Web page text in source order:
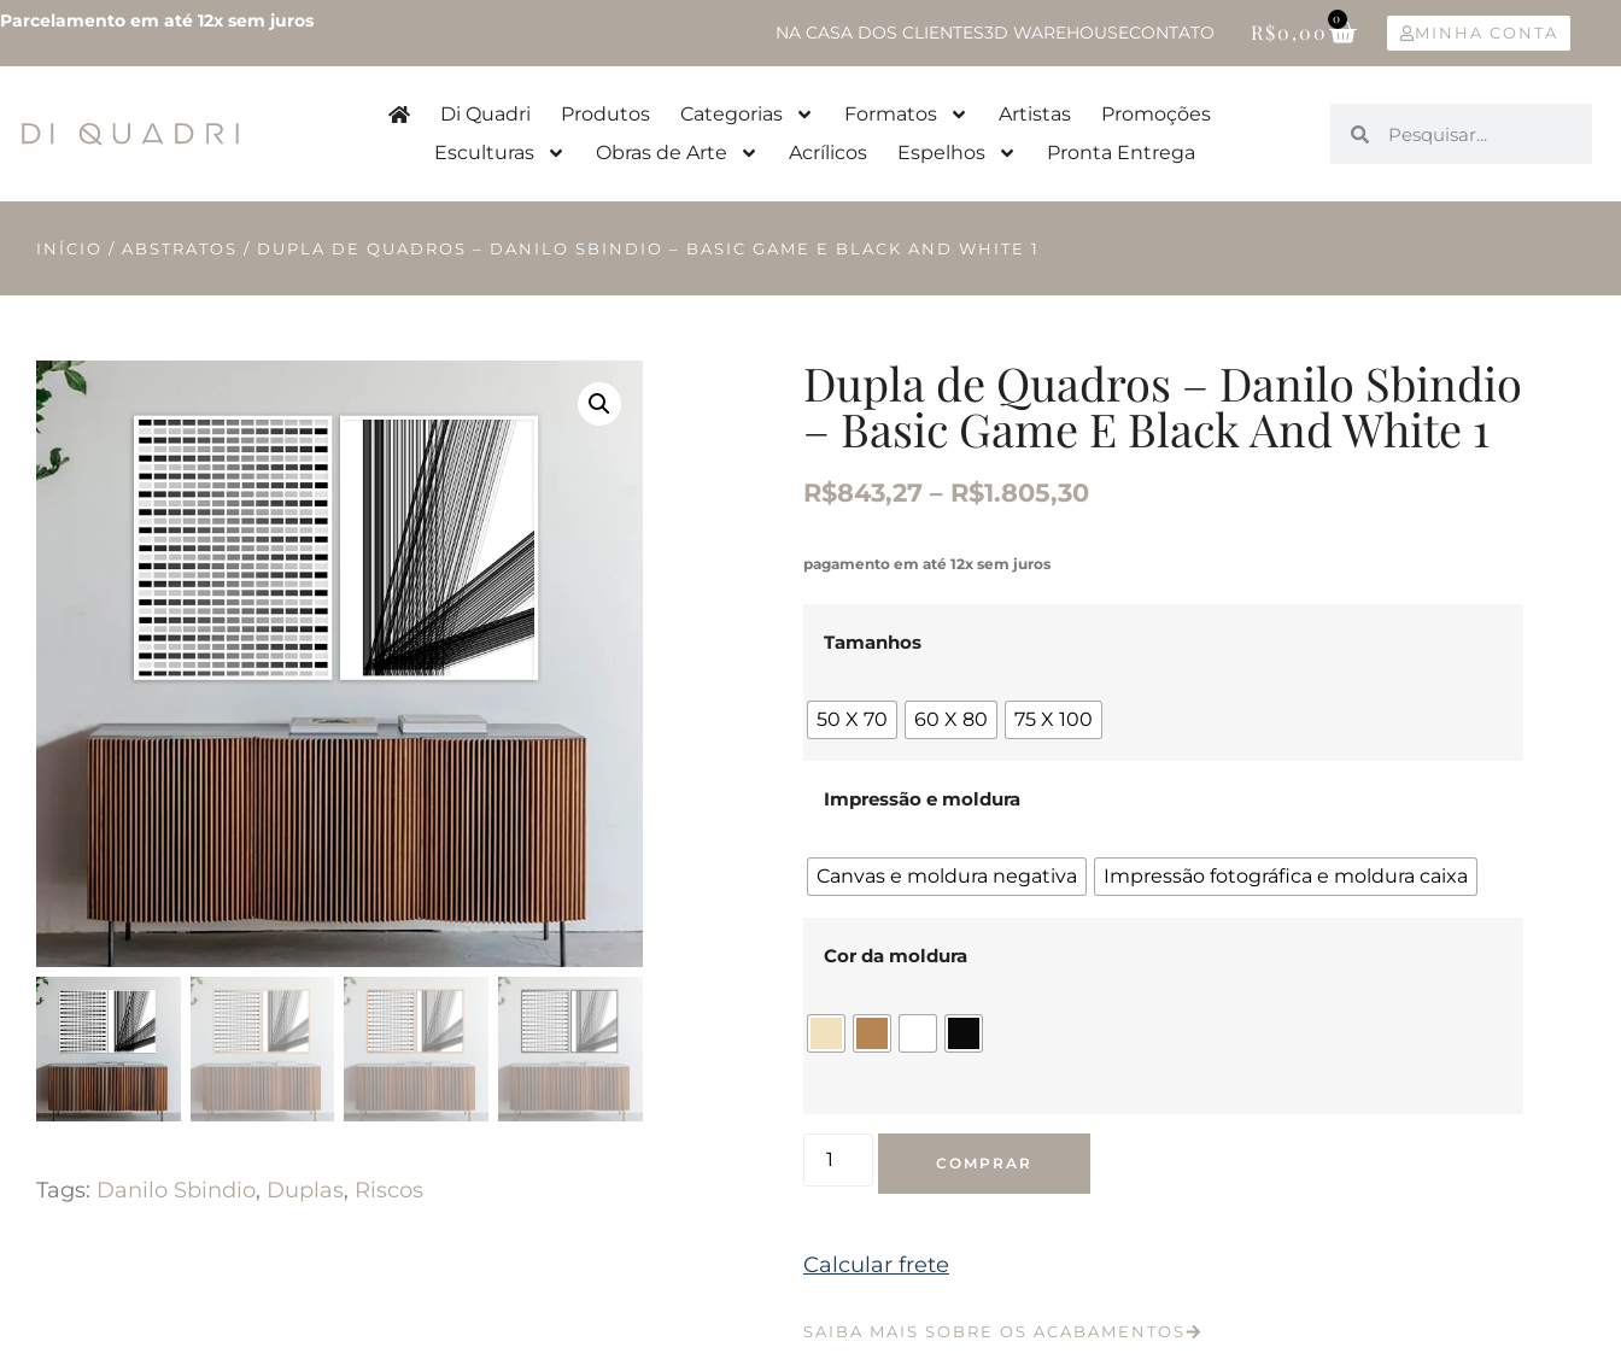
Parcelamento em até 12x sem juros
NA CASA DOS CLIENTES3D WAREHOUSECONTATO R$0,00
0
MINHA CONTA
Di Quadri Produtos Categorias Formatos Artistas
Promoções
Esculturas
Obras de Arte Acrílicos Espelhos Pronta Entrega
INÍCIO / ABSTRATOS / DUPLA DE QUADROS – DANILO SBINDIO – BASIC GAME E BLACK AND WHITE 1
Tags: Danilo Sbindio, Duplas, Riscos
Dupla de Quadros – Danilo Sbindio
– Basic Game E Black And White 1
R$843,27 – R$1.805,30
pagamento em até 12x sem juros
Tamanhos
50 X 70 60 X 80 75 X 100
Impressão e moldura
Canvas e moldura negativa Impressão fotográfica e moldura caixa
Cor da moldura
COMPRAR
Calcular frete
SAIBA MAIS SOBRE OS ACABAMENTOS